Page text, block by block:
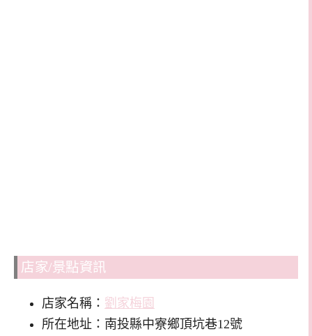
店家/景點資訊
店家名稱： 劉家梅園
所在地址：南投縣中寮鄉頂坑巷12號